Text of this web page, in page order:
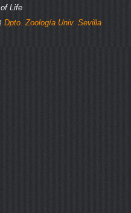
Life
Dpto. Zoología Univ. Sevilla